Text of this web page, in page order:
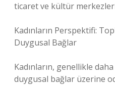
ticaret ve kültür
Kadınların Perspektifi:
Duygusal Bağlar
Kadınların, genellikle
duygusal bağlar üzerine